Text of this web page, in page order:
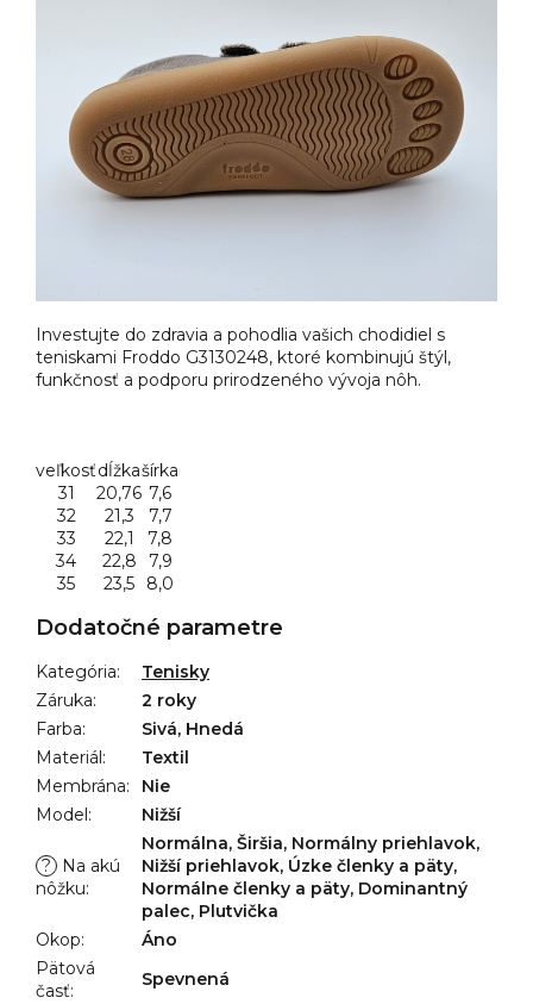
Investujte do zdravia a pohodlia vašich chodidiel s
teniskami Froddo G3130248, ktoré kombinujú štýl,
funkčnosť a podporu prirodzeného vývoja nôh.
veľkosťdĺžkašírka
31
20,76 7,6
32
21,3
7,7
33
22,1
7,8
34
22,8
7,9
35
23,5 8,0
Dodatočné parametre
Kategória:
Tenisky
Záruka:
2 roky
Farba:
Sivá, Hnedá
Materiál:
Textil
Membrána:
Nie
Model: Nižší
?
Na akú
nôžku:
Normálna, Širšia, Normálny priehlavok,
Nižší priehlavok, Úzke členky a päty,
Normálne členky a päty, Dominantný
palec, Plutvička
Okop:
Áno
Pätová
časť:
Spevnená